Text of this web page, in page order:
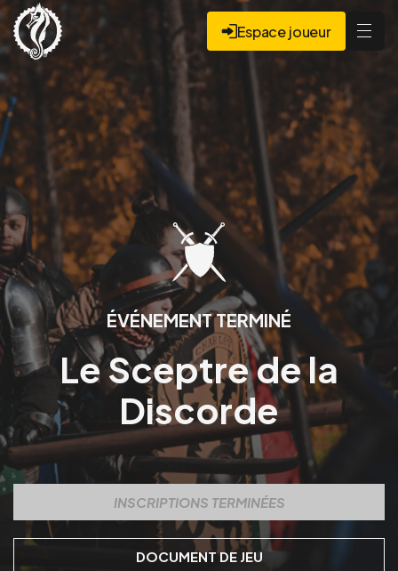
Espace joueur
ÉVÉNEMENT TERMINÉ
Le Sceptre de la
Discorde
INSCRIPTIONS TERMINÉES
DOCUMENT DE JEU